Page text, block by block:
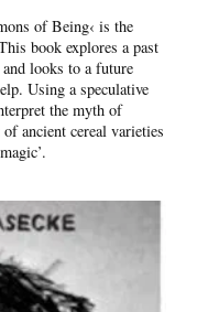
of Being‹ is the
book explores a past
looks to a future
Using a speculative
the myth of
ancient cereal varieties